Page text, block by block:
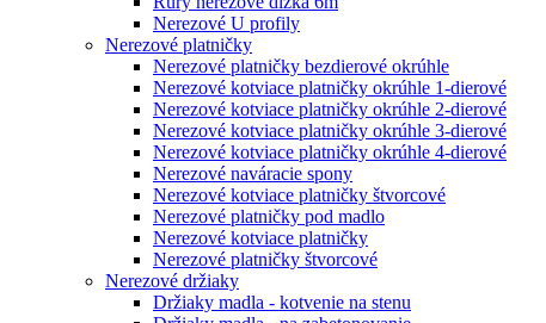
Nerezové U profily
Nerezové platničky
Nerezové platničky bezdierové okrúhle
Nerezové kotviace platničky okrúhle 1-dierové
Nerezové kotviace platničky okrúhle 2-dierové
Nerezové kotviace platničky okrúhle 3-dierové
Nerezové kotviace platničky okrúhle 4-dierové
Nerezové naváracie spony
Nerezové kotviace platničky štvorcové
Nerezové platničky pod madlo
Nerezové kotviace platničky
Nerezové platničky štvorcové
Nerezové držiaky
Držiaky madla - kotvenie na stenu